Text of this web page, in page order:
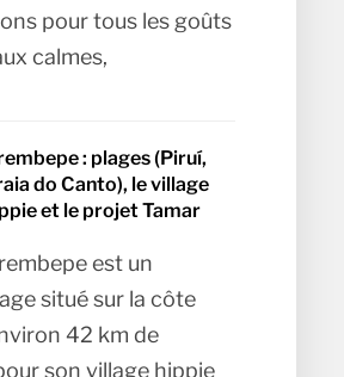
pour tous les goûts
calmes,
: plages (Piruí,
do Canto), le village
et le projet Tamar
est un
situé sur la côte
42 km de
son village hippie